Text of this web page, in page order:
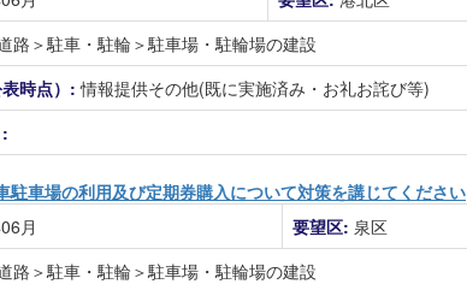
路＞駐車・駐輪＞駐車場・駐輪場の建設
表時点）:情報提供その他(既に実施済み・お礼お詫び等)
駐車場の利用及び定期券購入について対策を講じてください
月 要望区: 泉区
路＞駐車・駐輪＞駐車場・駐輪場の建設